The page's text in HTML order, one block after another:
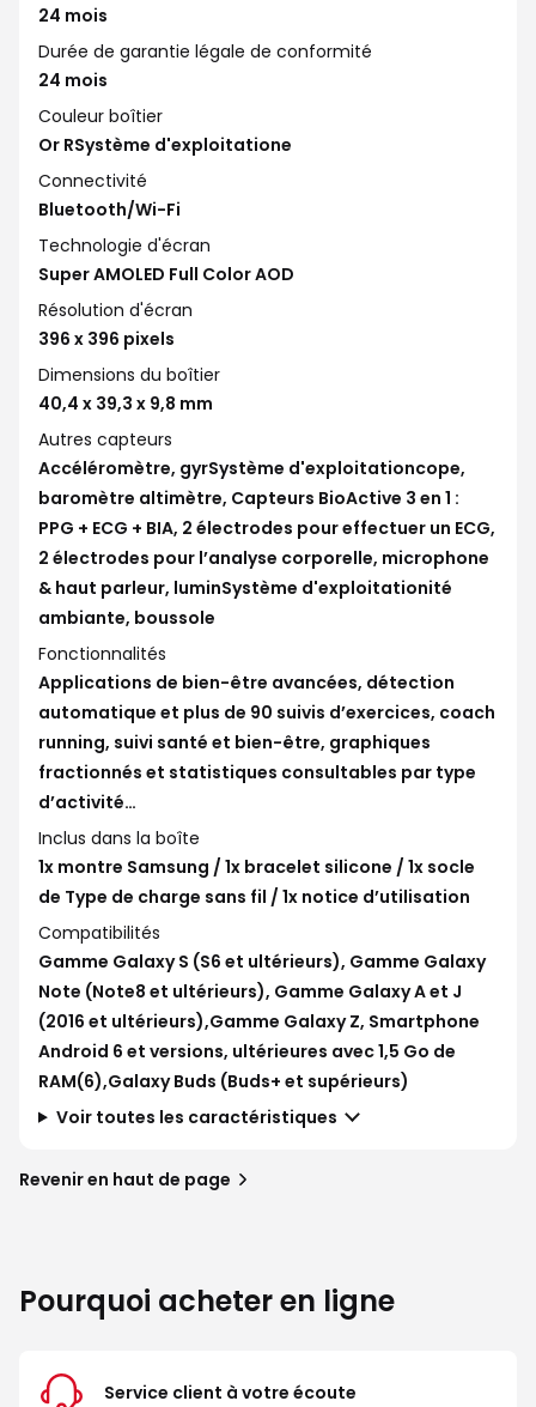
24 mois
Durée de garantie légale de conformité
24 mois
Couleur boîtier
Or RSystème d'exploitatione
Connectivité
Bluetooth/Wi-Fi
Technologie d'écran
Super AMOLED Full Color AOD
Résolution d'écran
396 x 396 pixels
Dimensions du boîtier
40,4 x 39,3 x 9,8 mm
Autres capteurs
Accéléromètre, gyrSystème d'exploitationcope,
baromètre altimètre, Capteurs BioActive 3 en 1 :
PPG + ECG + BIA, 2 électrodes pour effectuer un ECG,
2 électrodes pour l’analyse corporelle, microphone
& haut parleur, luminSystème d'exploitationité
ambiante, boussole
Fonctionnalités
Applications de bien-être avancées, détection
automatique et plus de 90 suivis d’exercices, coach
running, suivi santé et bien-être, graphiques
fractionnés et statistiques consultables par type
d’activité…
Inclus dans la boîte
1x montre Samsung / 1x bracelet silicone / 1x socle
de Type de charge sans fil / 1x notice d’utilisation
Compatibilités
Gamme Galaxy S (S6 et ultérieurs), Gamme Galaxy
Note (Note8 et ultérieurs), Gamme Galaxy A et J
(2016 et ultérieurs),Gamme Galaxy Z, Smartphone
Android 6 et versions, ultérieures avec 1,5 Go de
RAM(6),Galaxy Buds (Buds+ et supérieurs)
Voir toutes les caractéristiques
Revenir en haut de page
Pourquoi acheter en ligne
Service client à votre écoute